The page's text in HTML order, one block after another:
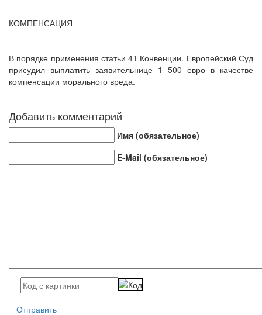
КОМПЕНСАЦИЯ
В порядке применения статьи 41 Конвенции. Европейский Суд
присудил выплатить заявительнице 1 500 евро в качестве
компенсации морального вреда.
Добавить комментарий
Имя (обязательное)
E-Mail (обязательное)
Отправить